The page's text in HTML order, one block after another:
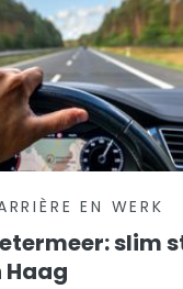
EN WERK
slim
Haag